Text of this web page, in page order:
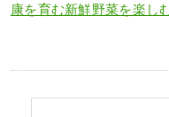
康を育む新鮮野菜を楽し